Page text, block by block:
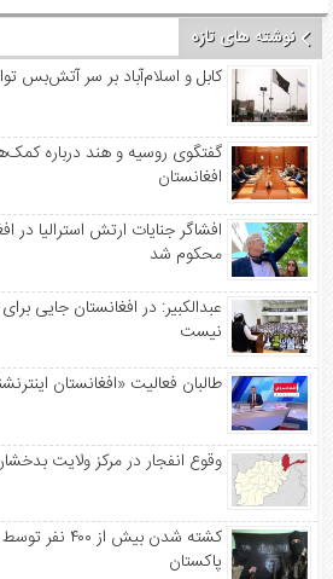
نوشته های تازه
کابل و اسلام‌آباد بر سر آتش‌بس
گفتگوی روسیه و هند درباره
افغانستان
افشاگر جنایات ارتش استرالیا در
محکوم شد
عبدالکبیر: در افغانستان جایی
نیست
طالبان فعالیت «افغانستان
وقوع انفجار در مرکز ولایت
کشته شدن بیش
پاکستان